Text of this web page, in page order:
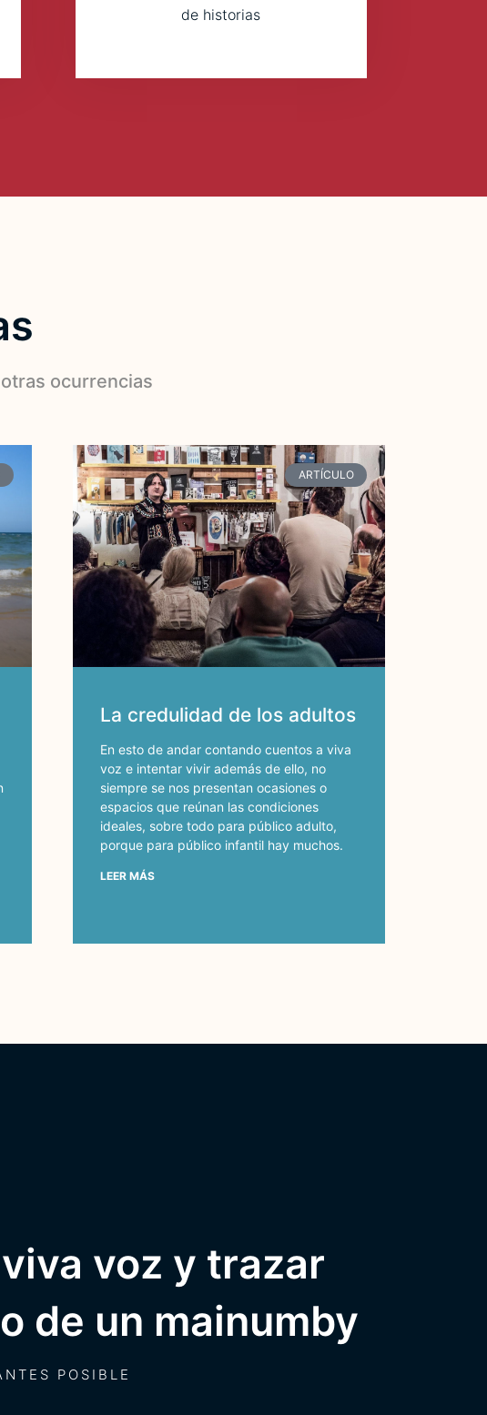
de historias
ocurrencias
ARTÍCULO
La credulidad de los adultos
En esto de andar contando cuentos a viva
voz e intentar vivir además de ello, no
siempre se nos presentan ocasiones o
espacios que reúnan las condiciones
ideales, sobre todo para público adulto,
porque para público infantil hay muchos.
LEER MÁS
voz y trazar
de un mainumby
POSIBLE